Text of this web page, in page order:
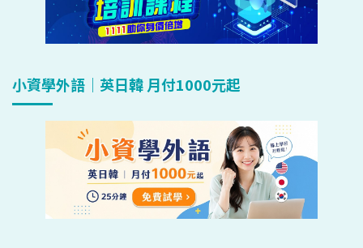
小資學外語｜英日韓 月付1000元起